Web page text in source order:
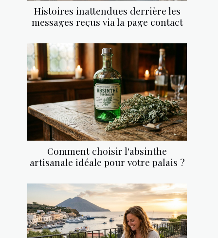
Histoires inattendues derrière les
messages reçus via la page contact
Comment choisir l'absinthe
artisanale idéale pour votre palais ?